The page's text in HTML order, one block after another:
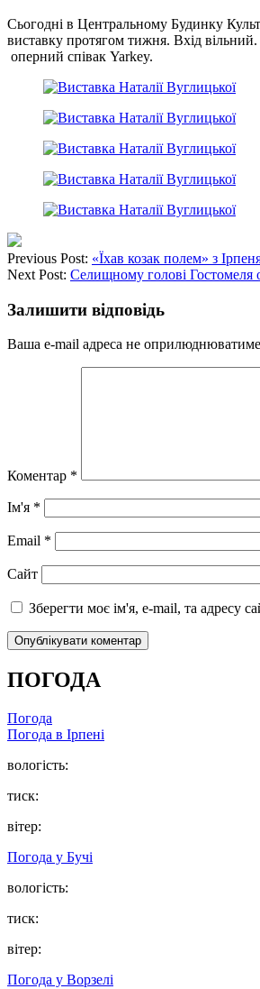
Сьогодні в Центральному Будинку
виставку протягом тижня. Вхід вільний.
оперний співак Yarkey.
Previous Post: «Їхав козак полем» з
Next Post: Селищному голові Гостомеля
Залишити відповідь
Ваша e-mail адреса не
Коментар *
Ім'я *
Email *
Сайт
Зберегти моє ім'я, e-mail, та адресу
ПОГОДА
Погода
Погода в Ірпені
вологість:
тиск:
вітер:
Погода у Бучі
вологість:
тиск:
вітер:
Погода у Ворзелі